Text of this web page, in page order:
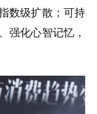
数级扩散；可持
强化心智记忆，